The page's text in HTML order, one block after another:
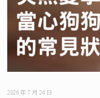
2026 年 7 月 24 日